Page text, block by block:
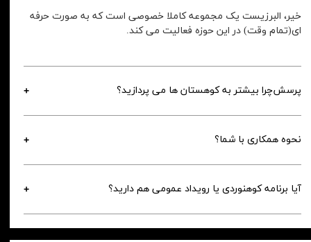
ای(تمام وقت) در این حوزه فعالیت می کند.
پرسش‌چرا بیشتر به کوهستان ها می پردازید؟
نحوه همکاری با شما؟
آیا برنامه کوهنوردی یا رویداد عمومی هم دارید؟